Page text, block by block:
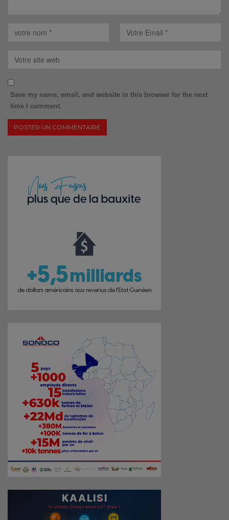
Save my name, email, and website in this browser for the next
time I comment.